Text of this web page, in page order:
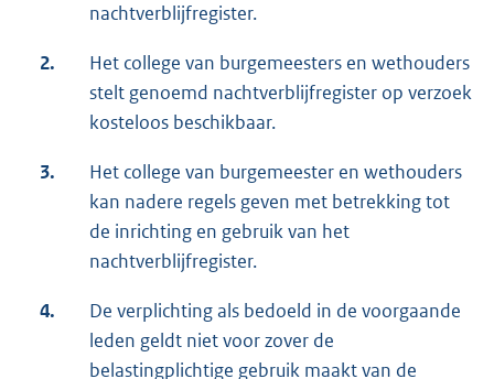
nachtverblijfregister.
2.
Het college van burgemeesters en wethouders
stelt genoemd nachtverblijfregister op verzoek
kosteloos beschikbaar.
3.
Het college van burgemeester en wethouders
kan nadere regels geven met betrekking tot
de inrichting en gebruik van het
nachtverblijfregister.
4.
De verplichting als bedoeld in de voorgaande
leden geldt niet voor zover de
belastingplichtige gebruik maakt van de